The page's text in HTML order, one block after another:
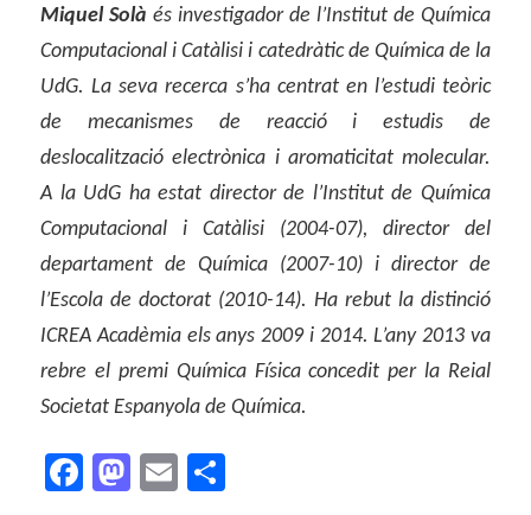
Miquel Solà és investigador de l’Institut de Química
Computacional i Catàlisi i catedràtic de Química de la
UdG. La seva recerca s’ha centrat en l’estudi teòric
de mecanismes de reacció i estudis de
deslocalització electrònica i aromaticitat molecular.
A la UdG ha estat director de l’Institut de Química
Computacional i Catàlisi (2004-07), director del
departament de Química (2007-10) i director de
l’Escola de doctorat (2010-14). Ha rebut la distinció
ICREA Acadèmia els anys 2009 i 2014. L’any 2013 va
rebre el premi Química Física concedit per la Reial
Societat Espanyola de Química.
F M E